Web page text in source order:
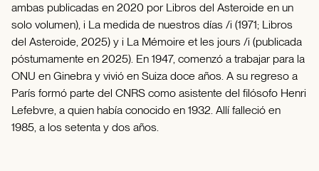
ambas publicadas en 2020 por Libros del Asteroide en un
solo volumen), i La medida de nuestros días /i (1971; Libros
del Asteroide, 2025) y i La Mémoire et les jours /i (publicada
póstumamente en 2025). En 1947, comenzó a trabajar para la
ONU en Ginebra y vivió en Suiza doce años. A su regreso a
París formó parte del CNRS como asistente del filósofo Henri
Lefebvre, a quien había conocido en 1932. Allí falleció en
1985, a los setenta y dos años.